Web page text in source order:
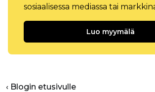
sosiaalisessa mediassa tai
Luo myymälä
‹ Blogin etusivulle